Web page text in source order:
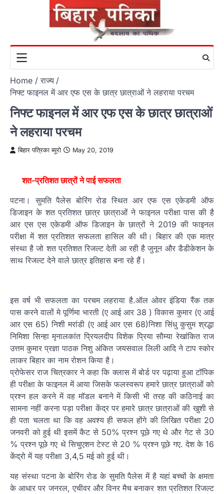
Home
राज्य
निफ्ट फाइनल में आर एफ एस के छात्र छात्राओं ने लहराया परचम
निफ्ट फाइनल में आर एफ एस के छात्र छात्राओं
ने लहराया परचम
बिहार पत्रिका ब्यूरो May 20, 2019
शत-प्रतिशत छात्रों ने पाई सफलता
पटना। सुमति पैलेस बोरिंग रोड स्थित आर एफ एस एकेडमी ऑफ
डिजाइन के शत प्रतिशत छात्र छात्राओं ने फाइनल परीक्षा पास की है
आर एस एस एकेडमी ऑफ डिजाइन के छात्रों ने 2019 की फाइनल
परीक्षा में शत प्रतिशत सफलता हासिल की थी। बिहार की एक मात्र
संस्था है जो शत प्रतिशत रिजल्ट देती आ रही है जुनून और डैडीकेशन के
साथ रिजल्ट देने वाले छात्र इतिहास बना रहे हैं।
इस वर्ष भी सफलता का परचम लहराया है.ऑल ओवर इंडिया रैंक तक
पास करने वालों मे पूर्णिमा भारती (ए आई आर 38 ) विकास कुमार (ए आई
आर एस 65) निशी मरांडी (ए आई आर एस 68)निशा सिंधु कुसुम श्रद्धा
निमिशा सिन्हा मृनालकांत प्रियलदीप विशेक प्रिया सौम्या रेखांकित राज
उत्तम कुमार प्रज्ञा पाठक निशु अंकित जयसवाल लिली आदि ने टाप स्कोर
लाकर बिहार का नाम रोशन किया है।
प्रोफेसर राज चित्रकार ने कहा कि क्लास में बोर्ड पर पढ़ाया हुआ टॉपिक
ही परीक्षा के फाइनल में आया जिसके फलस्वरूप हमारे छात्र छात्राओं को
प्रश्न हल करने में वह मॉडल बनाने में किसी भी तरह की कठिनाई का
सामना नहीं करना पड़ा परीक्षा केंद्र पर हमारे छात्र छात्राओं की खुशी से
ही पता चलता था कि वह अवश्य ही सफल होंगे की लिखित परीक्षा 20
जनवरी को हुई थी इसमें कैट से 50% प्रश्न पूछे गए थे और गेट से 30
% प्रश्न पूछे गए थे सिचुएशन टेस्ट से 20 % प्रश्न पूछे गए. देश के 16
केंद्रो में यह परीक्षा 3,4,5 मई को हुई थी।
यह संस्था पटना के बोरिंग रोड के सुमति पैलेस में है यहां बच्चों के क्षमता
के आधार पर जनरल, एचीवर और विनर मैच बनाकर शत प्रतिशत रिजल्ट